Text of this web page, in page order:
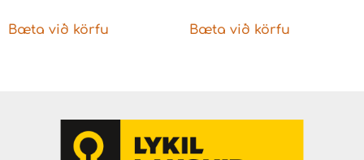
Bæta við körfu Bæta við körfu